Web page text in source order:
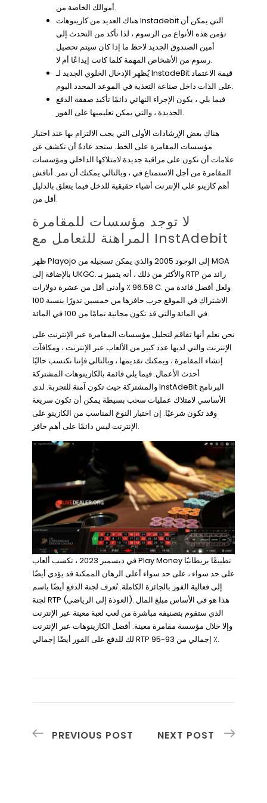
أموالك الخاصة من.
هناك العديد من كازينوهات Instadebit التي يمكن أن
تؤمن هذه الأنواع من الرسوم ، لذا تأكد من التحدث إلى
أمين الصندوق الجديد لاحظ ما إذا كان سيتم تحصيل
رسوم من الأشخاص المهمة كلما كانت إيداعًا أم لا.
يُظهر الإدخال الخلوي الجديد لـ InstadeBit قيمة الاعتماد
على الذات داخل صناعة التغذية في الموعد المحدد اليوم.
فيما يلي ، يكون الإجراء النهائي دائمًا تأكيد صفقة الدفع
الجديدة ، والتي يمكن تعليميها على الفور.
هناك بعض الإرشادات الأولى التي يجب الالتزام بها عند اختيار
مؤسسات المقامرة على الخط. ستجد عادةً أن تكشف عن
علامات أن تكون على مراقبة جديدة لامتلاكها الداخلي ومؤسسات
المقامرة من أجل الاستمتاع في ، وبالتالي يمكنك أن تمر. أناقش
أهم كازينو على الإنترنت أشياء حقيقية للدخل فيما يتعلق بالدليل
أقل من.
لا توجد مؤسسات للمقامرة
المراهنة للتعامل مع InstAdebit
ظهر Playojo إلى الوجود 2005 والذي يمكن تسجيله من MGA
بالإضافة إلى UKGC. والأكثر من ذلك ، أنه يتميز بـ RTP رائد من
96.58 ٪ وأدنى أقل من عشرة دولارات C. ولعل أفضل فائدة من
الاشتراك في الموقع جرب حافزها من خمسين تدورًا بنسبة 100
في المائة والتي قد تكون مجانية تمامًا من 100 في المائة.
نحن نعلم أنها تفاقم لتحليل مؤسسات المقامرة عبر الإنترنت على
الإنترنت والتي لديها عدد كبير من الألعاب عبر الإنترنت ، ومكافآت
إنشاء المقامرة ، ويمكنك تقديمها ، وبالتالي فإننا نكتسب حاليًا
أحدث الأعمال. فيما يلي قائمة بالكازينوهات المشتركة
والمشتركة حيث تكون آمنة للتجربة. لدى InstAdeBit البرنامج
الأساسي لامتلاك عمليات سحب بسيطة يمكن أن تكون سريعة
وقد تكون شرعيًا. إن اختيار النوع المناسب من الكازينو على
الإنترنت ليس دائمًا على أهم حافز.
في ديسمبر 2023 ، تكسب ألعاب Play Money تطبيقًا بريطانيًا
على حد سواء ، على حد سواء أعلى الرهان الممكنة قد يؤدي أيضًا
إلى فعالية الفوز بالجائزة الكاملة. تُعرف لجنة الدفع أيضًا باسم
لجنة RTP (العودة إلى الرياضي). هذا هو في الأساس مبلغ المال
الذي ستقوم بتصنيفه مباشرة من لعب لعبة معينة عبر الإنترنت
وإلا خلال مؤسسة مقامرة معينة. أفضل الكازينوهات عبر الإنترنت
لك للدفع على الفور أيضًا إجمالي RTP إجمالي من 93-95 ٪.
PREVIOUS POST NEXT POST